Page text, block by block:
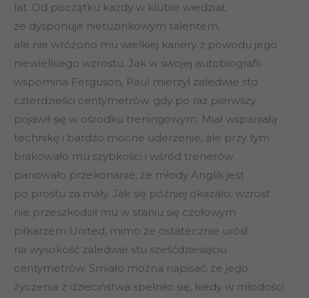
lat. Od początku każdy w klubie wiedział,
że dysponuje nietuzinkowym talentem,
ale nie wróżono mu wielkiej kariery z powodu jego
niewielkiego wzrostu. Jak w swojej autobiografii
wspomina Ferguson, Paul mierzył zaledwie sto
czterdzieści centymetrów, gdy po raz pierwszy
pojawił się w ośrodku treningowym. Miał wspaniałą
technikę i bardzo mocne uderzenie, ale przy tym
brakowało mu szybkości i wśród trenerów
panowało przekonanie, że młody Anglik jest
po prostu za mały. Jak się później okazało, wzrost
nie przeszkodził mu w staniu się czołowym
piłkarzem United, mimo że ostatecznie urósł
na wysokość zaledwie stu sześćdziesięciu
centymetrów. Śmiało można napisać, że jego
życzenia z dzieciństwa spełniło się, kiedy w młodości